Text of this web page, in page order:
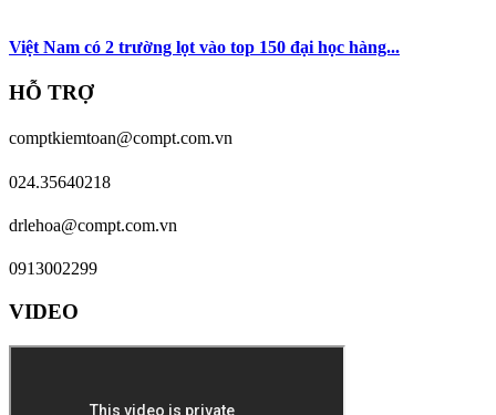
Việt Nam có 2 trường lọt vào top 150 đại học hàng...
HỖ TRỢ
comptkiemtoan@compt.com.vn
024.35640218
drlehoa@compt.com.vn
0913002299
VIDEO